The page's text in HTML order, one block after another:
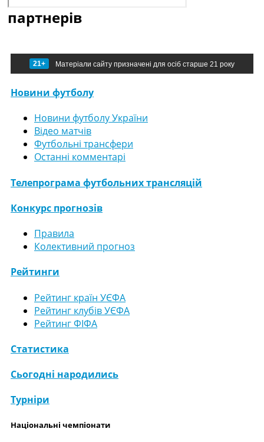
партнерів
21+ Матеріали сайту призначені для осіб старше 21 року
Новини футболу
Новини футболу України
Відео матчів
Футбольні трансфери
Останні комментарі
Телепрограма футбольних трансляцій
Конкурс прогнозів
Правила
Колективний прогноз
Рейтинги
Рейтинг країн УЄФА
Рейтинг клубів УЄФА
Рейтинг ФІФА
Статистика
Сьогодні народились
Турніри
Національні чемпіонати